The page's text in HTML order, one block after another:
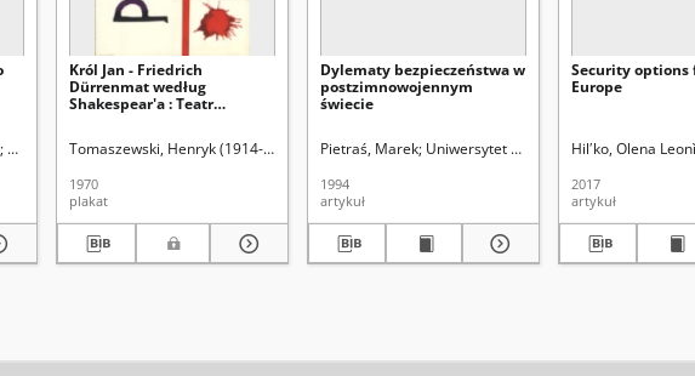
Uniwersytet Marii Curie-Skłodowskiej (Lublin)
Król Jan - Friedrich
Dürrenmat według
Shakespear'a : Teatr
Tomaszewski, Henryk (1914-2005)
1970
plakat
Dylematy bezpieczeństwa w
postzimnowojennym
świecie
Pietraś, Marek Uniwersytet Marii Curie-Skłodowskiej
1994
artykuł
Security options
Europe
Hilʹko, Olena
2017
artykuł